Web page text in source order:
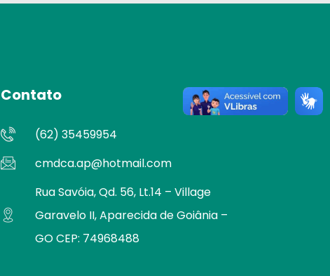
Contato
(62) 35459954
cmdca.ap@hotmail.com
Rua Savóia, Qd. 56, Lt.14 – Village
Garavelo II, Aparecida de Goiânia –
GO CEP: 74968488